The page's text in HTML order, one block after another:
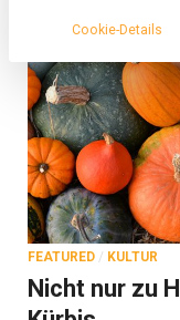
FEATURED / KULTUR
Nicht nur zu
Cookie-Details